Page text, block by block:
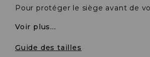
Pour protéger le siège avant de
Voir plus...
Guide des tailles